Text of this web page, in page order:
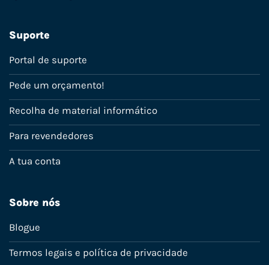
Suporte
Portal de suporte
Pede um orçamento!
Recolha de material informático
Para revendedores
A tua conta
Sobre nós
Blogue
Termos legais e política de privacidade